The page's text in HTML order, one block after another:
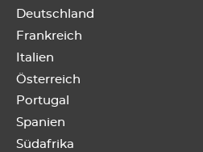
Deutschland
Frankreich
Italien
Österreich
Portugal
Spanien
Südafrika